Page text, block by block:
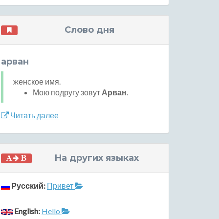
Слово дня
арван
женское имя.
Мою подругу зовут Арван.
Читать далее
На других языках
Русский: Привет
English: Hello